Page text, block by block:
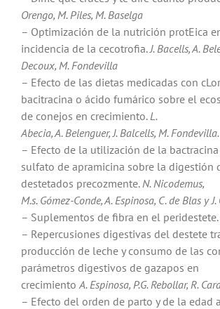
Orengo, M. Piles, M. Baselga
– Optimización de la nutrición protEica
incidencia de la cecotrofia. J. Bacells, A.
Decoux, M. Fondevilla
– Efecto de las dietas medicadas con
bacitracina o ácido fumárico sobre el
de conejos en crecimiento. L.
Abecia, A. Belenguer, J. Balcells, M.
– Efecto de la utilización de la bactracina
sulfato de apramicina sobre la digestión
destetados precozmente. N. Nicodemus,
M.s. Gómez-Conde, A. Espinosa, C. de Blas y
– Suplementos de fibra en el peridestete.
– Repercusiones digestivas del destete
producción de leche y consumo de las
parámetros digestivos de gazapos en
crecimiento A. Espinosa, P.G. Rebollar, R.
– Efecto del orden de parto y de la edad